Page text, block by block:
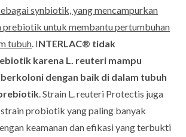
synbiotik, yang mencampurkan
untuk membantu pertumbuhan
tubuh. INTERLAC® tidak
karena L. reuteri mampu
dengan baik di dalam tubuh
. Strain L. reuteri Protectis juga
strain probiotik yang paling banyak
keamanan dan efikasi yang terbukti